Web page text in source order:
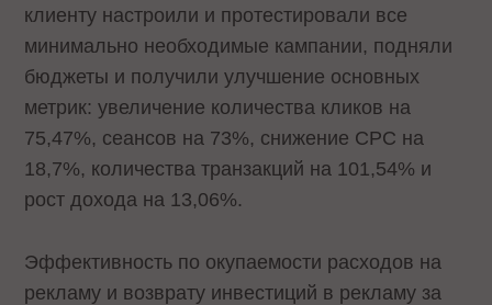
клиенту настроили и протестировали все
минимально необходимые кампании, подняли
бюджеты и получили улучшение основных
метрик: увеличение количества кликов на
75,47%, сеансов на 73%, снижение СPC на
18,7%, количества транзакций на 101,54% и
рост дохода на 13,06%.
Эффективность по окупаемости расходов на
рекламу и возврату инвестиций в рекламу за